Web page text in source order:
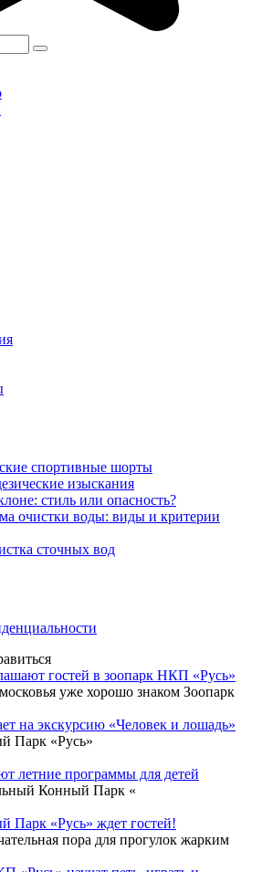
спортивные шорты
изыскания
стиль или опасность?
очистки воды: виды и критерии
сточных вод
гостей в зоопарк НКП «Русь»
уже хорошо знаком Зоопарк
на экскурсию «Человек и лошадь»
Парк «Русь»
летние программы для детей
Конный Парк «
Парк «Русь» ждет гостей!
пора для прогулок жарким